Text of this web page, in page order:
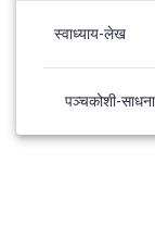
स्वाध्याय-लेख
पञ्चकोशी-साधना